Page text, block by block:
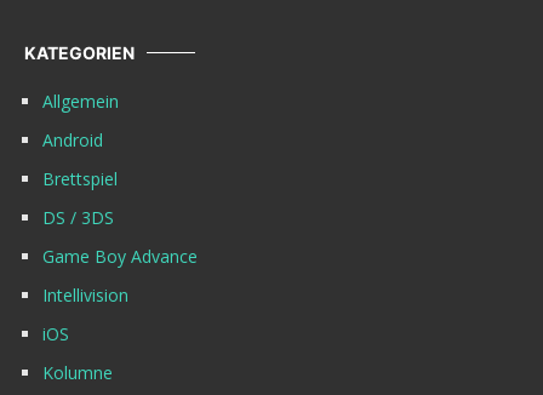
KATEGORIEN
Allgemein
Android
Brettspiel
DS / 3DS
Game Boy Advance
Intellivision
iOS
Kolumne